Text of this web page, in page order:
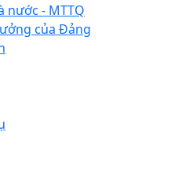
nước - MTTQ
của Đảng